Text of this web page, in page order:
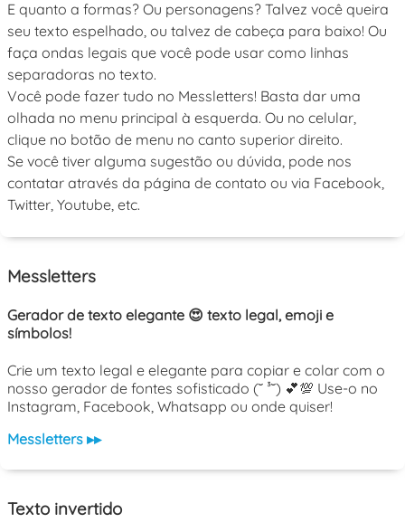
E quanto a formas? Ou personagens? Talvez você queira
seu texto espelhado, ou talvez de cabeça para baixo! Ou
faça ondas legais que você pode usar como linhas
separadoras no texto.
Você pode fazer tudo no Messletters! Basta dar uma
olhada no menu principal à esquerda. Ou no celular,
clique no botão de menu no canto superior direito.
Se você tiver alguma sugestão ou dúvida, pode nos
contatar através da página de contato ou via Facebook,
Twitter, Youtube, etc.
Messletters
Gerador de texto elegante 😍 texto legal, emoji e
símbolos!
Crie um texto legal e elegante para copiar e colar com o
nosso gerador de fontes sofisticado (˘ ³˘) 💕💯 Use-o no
Instagram, Facebook, Whatsapp ou onde quiser!
Messletters ▸▸
Texto invertido